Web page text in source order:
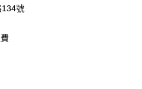
單成立後會自動跳轉到大哥付的交易
期數、繳款截止日，確認付款後即完
請依後續交易確認頁面所載為準。
易或遇審核未通過，訂單將自動取
示未達大哥付你分期系統評分，恕無
付款」的支付方式。 讓您購物簡單
不需儲值。
即可結帳。
134號